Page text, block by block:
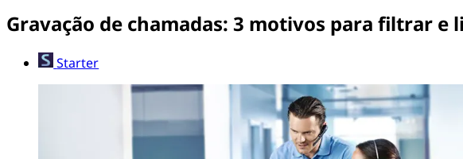
Gravação de chamadas: 3 motivos para filtrar e
Starter